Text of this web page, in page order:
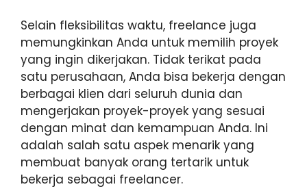
Selain fleksibilitas waktu, freelance juga
memungkinkan Anda untuk memilih proyek
yang ingin dikerjakan. Tidak terikat pada
satu perusahaan, Anda bisa bekerja dengan
berbagai klien dari seluruh dunia dan
mengerjakan proyek-proyek yang sesuai
dengan minat dan kemampuan Anda. Ini
adalah salah satu aspek menarik yang
membuat banyak orang tertarik untuk
bekerja sebagai freelancer.